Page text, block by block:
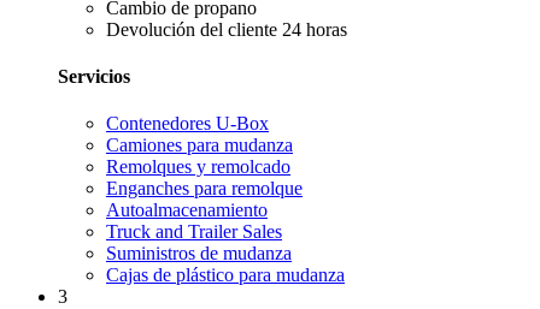
Cambio de propano
Devolución del cliente 24 horas
Servicios
Contenedores U-Box
Camiones para mudanza
Remolques y remolcado
Enganches para remolque
Autoalmacenamiento
Truck and Trailer Sales
Suministros de mudanza
Cajas de plástico para mudanza
3